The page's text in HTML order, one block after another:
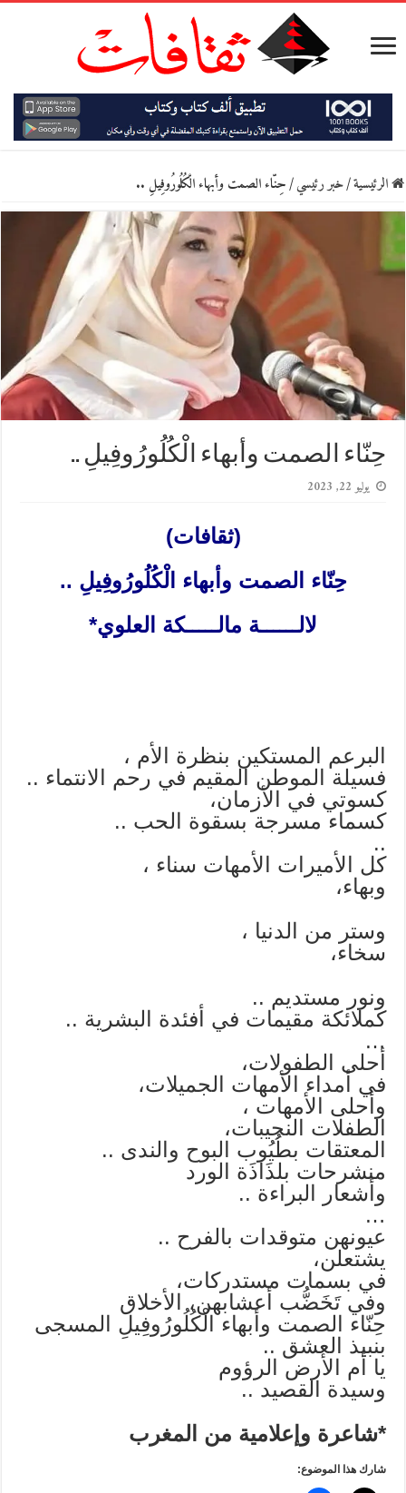
الرئيسية/خبر رئيسي/حِنّاء الصمت وأبهاء الْكُلُورُوفِيلِ ..
حِنّاء الصمت وأبهاء الْكُلُورُوفِيلِ ..
يوليو 22, 2023
(ثقافات)
حِنّاء الصمت وأبهاء الْكُلُورُوفِيلِ ..
لالــــــة مالـــــكة العلوي*
البرعم المستكين بنظرة الأم ،
فسيلة الموطن المقيم في رحم الانتماء ..
كسوتي في الأزمان،
كسماء مسرجة بسقوة الحب ..
..
كل الأميرات الأمهات سناء ،
وبهاء،
وستر من الدنيا ،
سخاء،
ونور مستديم ..
كملائكة مقيمات في أفئدة البشرية ..
…
أحلى الطفولات،
في أمداء الأمهات الجميلات،
وأحلى الأمهات ،
الطفلات النجيبات،
المعتقات بطُيُوب البوح والندى ..
منشرحات بلذَاذَة الورد
وأشعار البراءة ..
…
عيونهن متوقدات بالفرح ..
يشتعلن،
في بسمات مستدركات،
وفي تَخَضُّب أعشابهن، الأخلاق
حِنّاء الصمت وأبهاء الْكُلُورُوفِيلِ المسجى
بنبيذ العشق ..
يا أم الأرض الرؤوم
وسيدة القصيد ..
*شاعرة وإعلامية من المغرب
شارك هذا الموضوع: